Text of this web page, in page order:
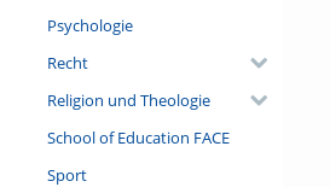
Psychologie
Recht
Religion und Theologie
School of Education FACE
Sport